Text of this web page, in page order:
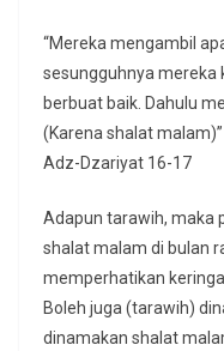
“Mereka mengambil
sesungguhnya mereka
berbuat baik. Dahulu
(Karena shalat malam)”
Adz-Dzariyat 16-17
Adapun tarawih, maka
shalat malam di bulan
memperhatikan
Boleh juga (tarawih)
dinamakan shalat